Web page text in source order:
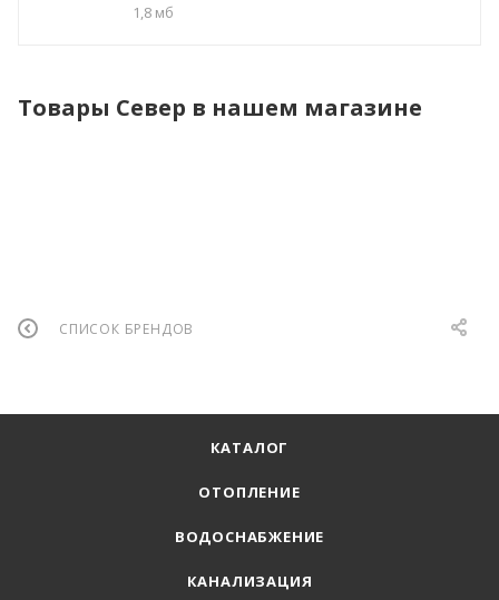
1,8 мб
Товары Север в нашем магазине
СПИСОК БРЕНДОВ
КАТАЛОГ
ОТОПЛЕНИЕ
ВОДОСНАБЖЕНИЕ
КАНАЛИЗАЦИЯ